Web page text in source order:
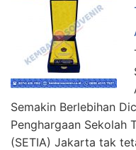
Semakin Berlebihan
Penghargaan Sekolah
(SETIA) Jakarta tak